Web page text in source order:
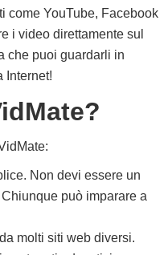
come YouTube, Facebook
i video direttamente sul
che puoi guardarli in
Internet!
Non devi essere un
può imparare a
molti siti web diversi.